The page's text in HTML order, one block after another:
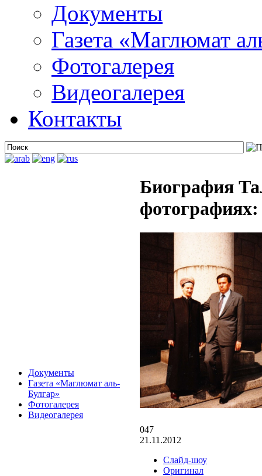
Документы
Газета «Маглюмат
Фотогалерея
Видеогалерея
Контакты
Документы
Газета «Маглюмат аль-
Булгар»
Фотогалерея
Видеогалерея
Биография
фотографиях:
047
21.11.2012
Слайд-шоу
Оригинал